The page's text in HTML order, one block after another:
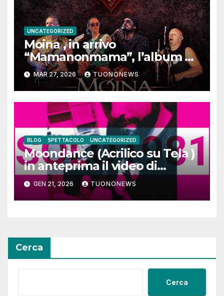
UNCATEGORIZED
Moina , in arrivo
“Mamanonmama”, l’album di
debutto per Ghost Record
MAR 27, 2026 TUONONEWS
BLOG SPETTACOLO UNCATEGORIZED
Moondance (Acrilico su Tela )
in anteprima il video di
SOLO1981
GEN 21, 2026 TUONONEWS
Cerca
Cerca